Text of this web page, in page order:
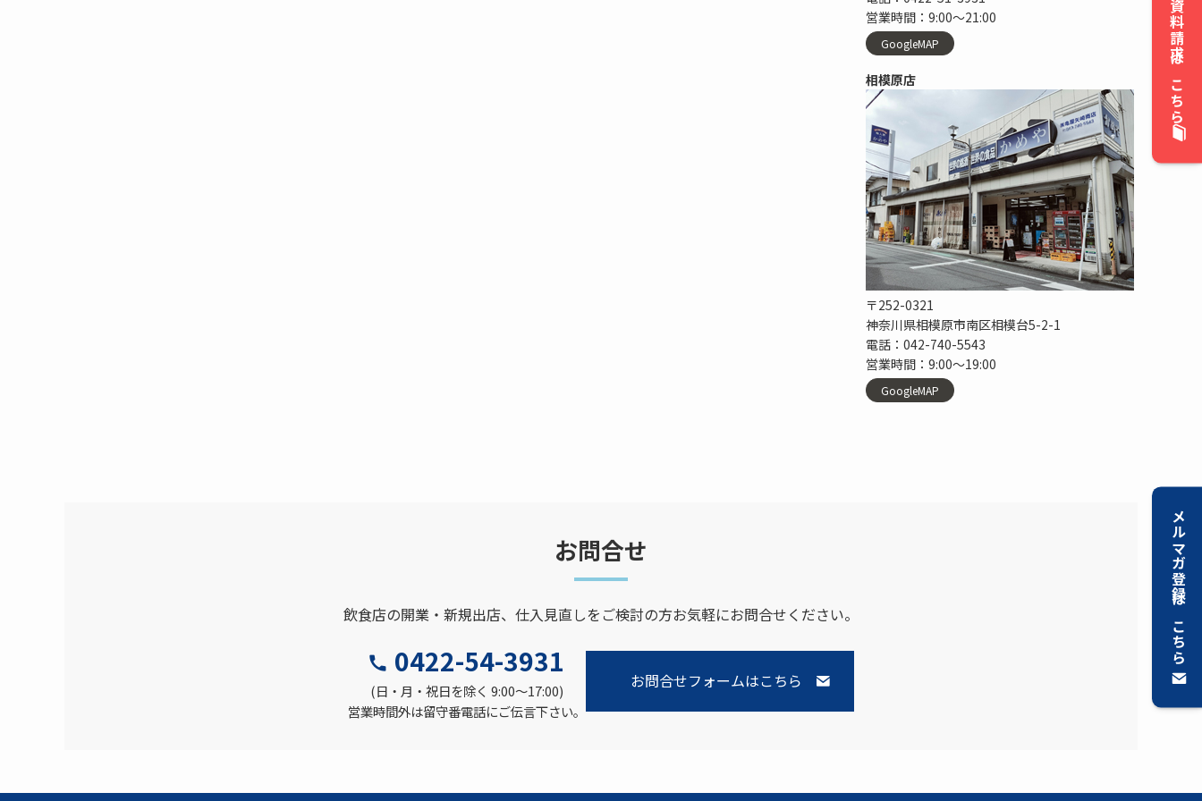
営業時間：9:00〜21:00
GoogleMAP
相模原店
〒252-0321
神奈川県相模原市南区相模台5-2-1
電話：042-740-5543
営業時間：9:00〜19:00
GoogleMAP
お問合せ
飲食店の開業・新規出店、仕入見直しをご検討の方お気軽にお問合せください。
0422-54-3931
(日・月・祝日を除く 9:00〜17:00)
営業時間外は留守番電話にご伝言下さい。
お問合せフォームはこちら
資料請求はこちら
メルマガ登録はこちら